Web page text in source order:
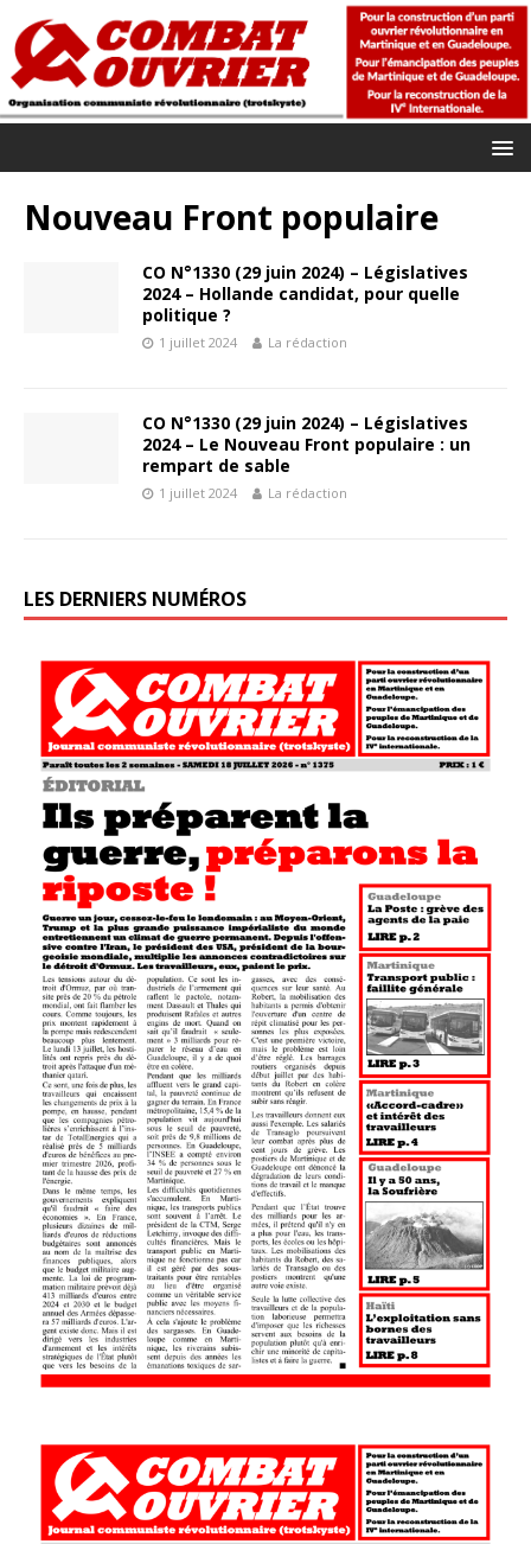
Nouveau Front populaire
CO N°1330 (29 juin 2024) – Législatives
2024 – Hollande candidat, pour quelle
politique ?
1 juillet 2024 La rédaction
CO N°1330 (29 juin 2024) – Législatives
2024 – Le Nouveau Front populaire : un
rempart de sable
1 juillet 2024 La rédaction
LES DERNIERS NUMÉROS